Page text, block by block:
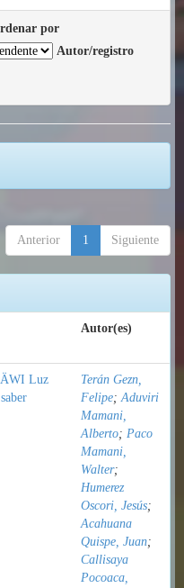
por
Autor/registro
Anterior 1 Siguiente
Autor(es)
Luz
Terán Gezn,
Felipe;Aduviri
Mamani,
Alberto; Paco
Mamani,
Walter;
Humerez
Oscori, Jesús;
Acahuana
Quispe, Juan;
Callisaya
Pocoaca,